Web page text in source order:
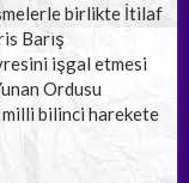
birlikte İtilaf
Barış
işgal etmesi
Ordusu
milli bilinci harekete